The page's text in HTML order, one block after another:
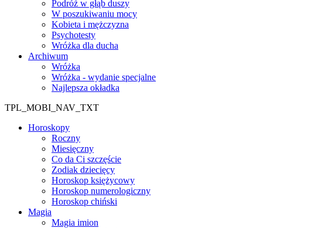
Podróż w głąb duszy
W poszukiwaniu mocy
Kobieta i mężczyzna
Psychotesty
Wróżka dla ducha
Archiwum
Wróżka
Wróżka - wydanie specjalne
Najlepsza okładka
TPL_MOBI_NAV_TXT
Horoskopy
Roczny
Miesięczny
Co da Ci szczęście
Zodiak dziecięcy
Horoskop księżycowy
Horoskop numerologiczny
Horoskop chiński
Magia
Magia imion